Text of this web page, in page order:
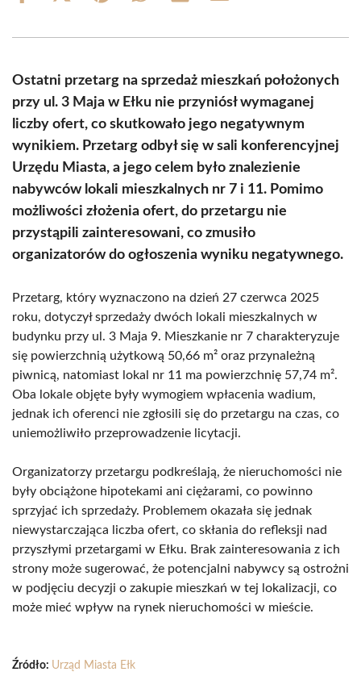
(Twitter)
Ostatni przetarg na sprzedaż mieszkań położonych
przy ul. 3 Maja w Ełku nie przyniósł wymaganej
liczby ofert, co skutkowało jego negatywnym
wynikiem. Przetarg odbył się w sali konferencyjnej
Urzędu Miasta, a jego celem było znalezienie
nabywców lokali mieszkalnych nr 7 i 11. Pomimo
możliwości złożenia ofert, do przetargu nie
przystąpili zainteresowani, co zmusiło
organizatorów do ogłoszenia wyniku negatywnego.
Przetarg, który wyznaczono na dzień 27 czerwca 2025
roku, dotyczył sprzedaży dwóch lokali mieszkalnych w
budynku przy ul. 3 Maja 9. Mieszkanie nr 7 charakteryzuje
się powierzchnią użytkową 50,66 m² oraz przynależną
piwnicą, natomiast lokal nr 11 ma powierzchnię 57,74 m².
Oba lokale objęte były wymogiem wpłacenia wadium,
jednak ich oferenci nie zgłosili się do przetargu na czas, co
uniemożliwiło przeprowadzenie licytacji.
Organizatorzy przetargu podkreślają, że nieruchomości nie
były obciążone hipotekami ani ciężarami, co powinno
sprzyjać ich sprzedaży. Problemem okazała się jednak
niewystarczająca liczba ofert, co skłania do refleksji nad
przyszłymi przetargami w Ełku. Brak zainteresowania z ich
strony może sugerować, że potencjalni nabywcy są ostrożni
w podjęciu decyzji o zakupie mieszkań w tej lokalizacji, co
może mieć wpływ na rynek nieruchomości w mieście.
Źródło: Urząd Miasta Ełk